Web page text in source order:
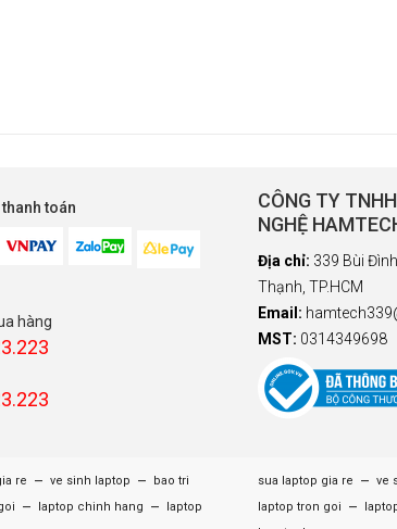
toán
hàng
CÔNG TY
NGHỆ
Địa chỉ: 339 Bùi
Thạnh, TP.HCM
Email:
MST: 0314349698
re – ve sinh laptop –
bao tri
– laptop chinh hang –
laptop
sua laptop gia re – ve
laptop tron goi
–